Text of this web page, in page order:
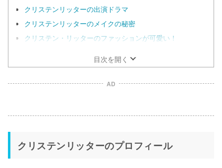
クリステンリッターの出演ドラマ
クリステンリッターのメイクの秘密
クリステン・リッターのファッションが可愛い！
目次を開く
AD
クリステンリッターのプロフィール